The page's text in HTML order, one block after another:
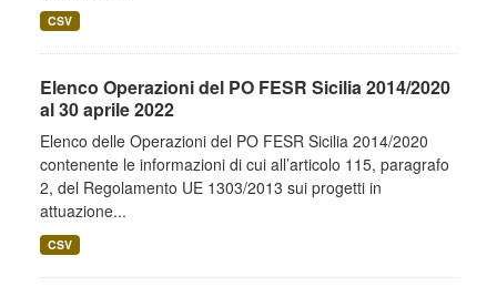
CSV
Elenco Operazioni del PO FESR Sicilia 2014/2020
al 30 aprile 2022
Elenco delle Operazioni del PO FESR Sicilia 2014/2020
contenente le informazioni di cui all’articolo 115, paragrafo
2, del Regolamento UE 1303/2013 sui progetti in
attuazione...
CSV